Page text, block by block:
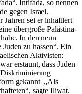
Intifada, so nennen
gegen Israel.
Jahren sei er inhaftiert
übergroße Palästina-
In den neun
zu hassen“. Ein
Aktivisten:
erstaunt, dass Juden
gekannt. „Als
sagte Iliwat.